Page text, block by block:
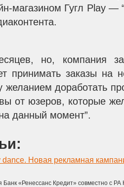
магазином Гугл Play —
но, компания
принимать заказы на
желанием доработать
от юзеров, которые
данный момент”.
Банк «Ренессанс Кредит» совместно с